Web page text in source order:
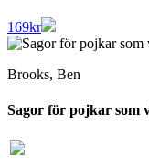
169kr
Brooks, Ben
Sagor för pojkar som